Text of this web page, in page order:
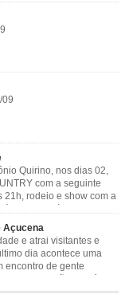
09
Quirino, nos dias 02,
com a seguinte
21h, rodeio e show com a
(03), às 21h,
Açucena
e atrai visitantes e
dia acontece uma
encontro de gente
de Exposições José